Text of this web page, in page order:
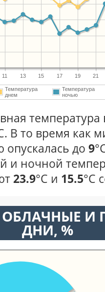
11 13 15 17 19 21
Температура
днем
Температура
ночью
температура
В то время как
до 9
и ночной
23.9°С и 15.5°С
ОБЛАЧНЫЕ И
ДНИ, %